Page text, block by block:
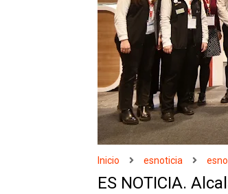
Inicio esnoticia
ES NOTICIA.